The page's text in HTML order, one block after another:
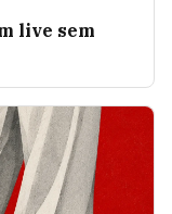
live sem